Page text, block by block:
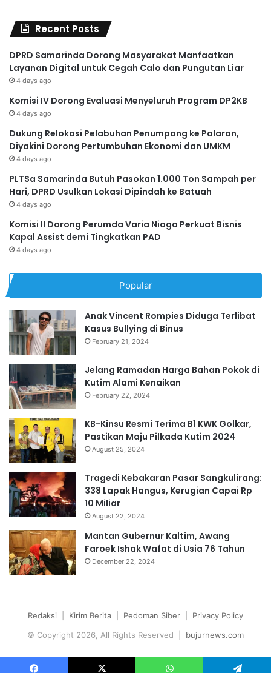
Recent Posts
DPRD Samarinda Dorong Masyarakat Manfaatkan
Layanan Digital untuk Cegah Calo dan Pungutan Liar
4 days ago
Komisi IV Dorong Evaluasi Menyeluruh Program DP2KB
4 days ago
Dukung Relokasi Pelabuhan Penumpang ke Palaran,
Diyakini Dorong Pertumbuhan Ekonomi dan UMKM
4 days ago
PLTSa Samarinda Butuh Pasokan 1.000 Ton Sampah per
Hari, DPRD Usulkan Lokasi Dipindah ke Batuah
4 days ago
Komisi II Dorong Perumda Varia Niaga Perkuat Bisnis
Kapal Assist demi Tingkatkan PAD
4 days ago
Popular
Anak Vincent Rompies Diduga Terlibat
Kasus Bullying di Binus
February 21, 2024
Jelang Ramadan Harga Bahan Pokok di
Kutim Alami Kenaikan
February 22, 2024
KB-Kinsu Resmi Terima B1 KWK Golkar,
Pastikan Maju Pilkada Kutim 2024
August 25, 2024
Tragedi Kebakaran Pasar Sangkulirang:
338 Lapak Hangus, Kerugian Capai Rp
10 Miliar
August 22, 2024
Mantan Gubernur Kaltim, Awang
Faroek Ishak Wafat di Usia 76 Tahun
December 22, 2024
Redaksi Kirim Berita Pedoman Siber
Privacy Policy
© Copyright 2026, All Rights Reserved | bujurnews.com